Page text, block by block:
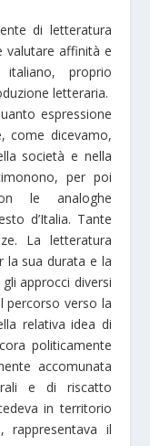
di letteratura
valutare affinità e
proprio
letteraria.
espressione
come dicevamo,
società e nella
per poi
le analoghe
d’Italia. Tante
La letteratura
la sua durata e la
approcci diversi
percorso verso la
relativa idea di
politicamente
accomunata
e di riscatto
in territorio
rappresentava il